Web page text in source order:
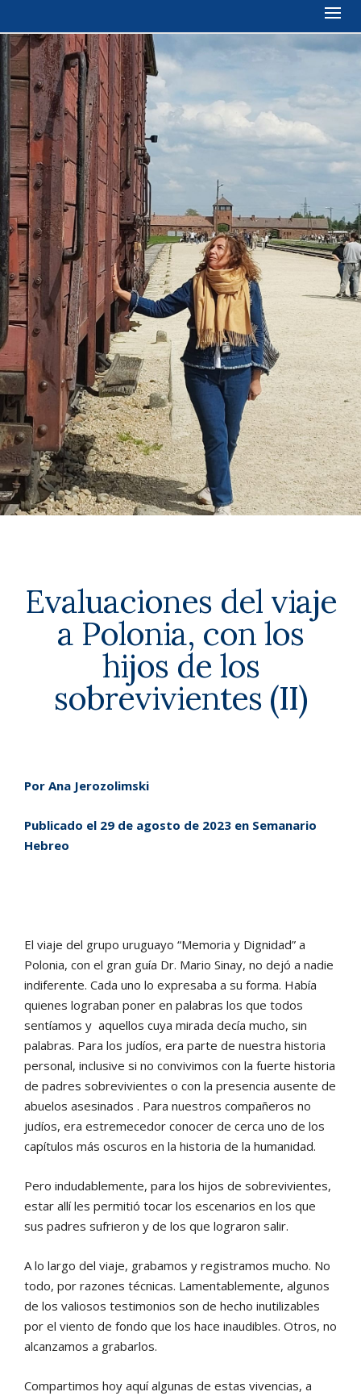
Evaluaciones del viaje
a Polonia, con los
hijos de los
sobrevivientes (II)
Por Ana Jerozolimski
Publicado el 29 de agosto de 2023 en Semanario
Hebreo
El viaje del grupo uruguayo “Memoria y Dignidad” a
Polonia, con el gran guía Dr. Mario Sinay, no dejó a nadie
indiferente. Cada uno lo expresaba a su forma. Había
quienes lograban poner en palabras los que todos
sentíamos y aquellos cuya mirada decía mucho, sin
palabras. Para los judíos, era parte de nuestra historia
personal, inclusive si no convivimos con la fuerte historia
de padres sobrevivientes o con la presencia ausente de
abuelos asesinados . Para nuestros compañeros no
judíos, era estremecedor conocer de cerca uno de los
capítulos más oscuros en la historia de la humanidad.
Pero indudablemente, para los hijos de sobrevivientes,
estar allí les permitió tocar los escenarios en los que
sus padres sufrieron y de los que lograron salir.
A lo largo del viaje, grabamos y registramos mucho. No
todo, por razones técnicas. Lamentablemente, algunos
de los valiosos testimonios son de hecho inutilizables
por el viento de fondo que los hace inaudibles. Otros, no
alcanzamos a grabarlos.
Compartimos hoy aquí algunas de estas vivencias, a